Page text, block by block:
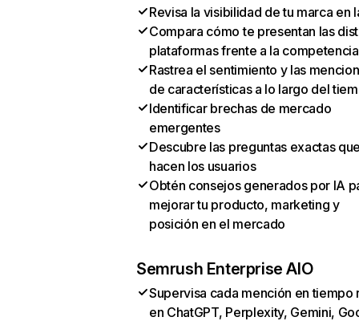
Revisa la visibilidad de tu marca en
Compara cómo te presentan las
plataformas frente a la competencia
Rastrea el sentimiento y las
de características a lo largo del
Identificar brechas de mercado
emergentes
Descubre las preguntas exactas
hacen los usuarios
Obtén consejos generados por IA
mejorar tu producto, marketing y
posición en el mercado
Semrush Enterprise AIO
Supervisa cada mención en tiempo
en ChatGPT, Perplexity, Gemini,